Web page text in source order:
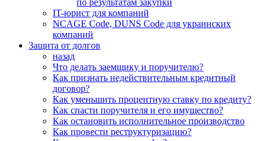
по результатам закупки
IT-юрист для компаний
NCAGE Code, DUNS Code для украинских
компаний
Защита от долгов
назад
Что делать заемщику и поручителю?
Как признать недействительным кредитный
договор?
Как уменьшить процентную ставку по кредиту?
Как спасти поручителя и его имущество?
Как остановить исполнительное производство
Как провести реструктуризацию?